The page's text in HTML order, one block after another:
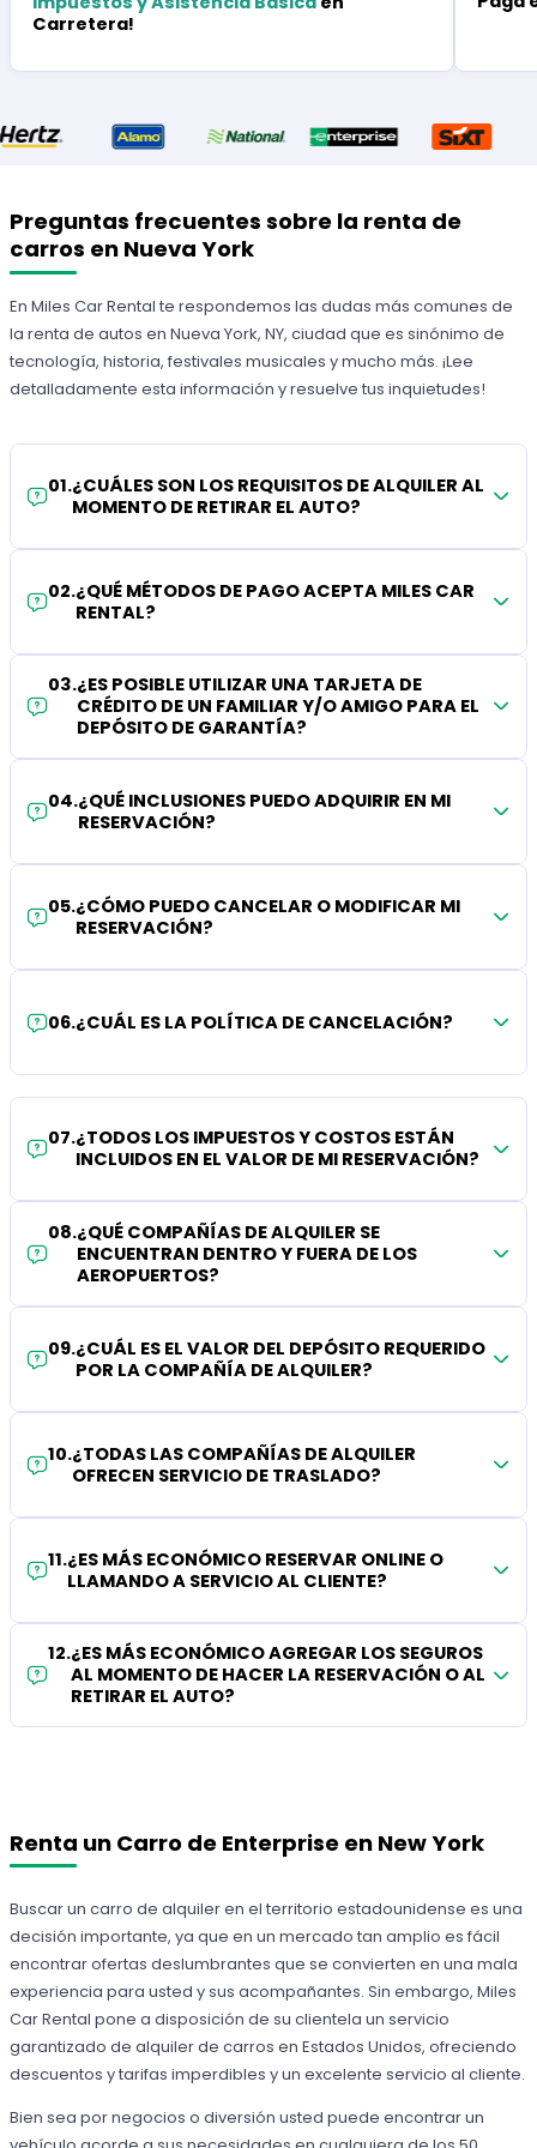
Carretera!
Preguntas frecuentes sobre la renta de
carros en Nueva York
En Miles Car Rental te respondemos las dudas más comunes de
la renta de autos en Nueva York, NY, ciudad que es sinónimo de
tecnología, historia, festivales musicales y mucho más. ¡Lee
detalladamente esta información y resuelve tus inquietudes!
01.¿CUÁLES SON LOS REQUISITOS DE ALQUILER AL
MOMENTO DE RETIRAR EL AUTO?
02.¿QUÉ MÉTODOS DE PAGO ACEPTA MILES CAR
RENTAL?
03.¿ES POSIBLE UTILIZAR UNA TARJETA DE
CRÉDITO DE UN FAMILIAR Y/O AMIGO PARA EL
DEPÓSITO DE GARANTÍA?
04.¿QUÉ INCLUSIONES PUEDO ADQUIRIR EN MI
RESERVACIÓN?
05.¿CÓMO PUEDO CANCELAR O MODIFICAR MI
RESERVACIÓN?
06.¿CUÁL ES LA POLÍTICA DE CANCELACIÓN?
07.¿TODOS LOS IMPUESTOS Y COSTOS ESTÁN
INCLUIDOS EN EL VALOR DE MI RESERVACIÓN?
08.¿QUÉ COMPAÑÍAS DE ALQUILER SE
ENCUENTRAN DENTRO Y FUERA DE LOS
AEROPUERTOS?
09.¿CUÁL ES EL VALOR DEL DEPÓSITO REQUERIDO
POR LA COMPAÑÍA DE ALQUILER?
10.¿TODAS LAS COMPAÑÍAS DE ALQUILER
OFRECEN SERVICIO DE TRASLADO?
11.¿ES MÁS ECONÓMICO RESERVAR ONLINE O
LLAMANDO A SERVICIO AL CLIENTE?
12.¿ES MÁS ECONÓMICO AGREGAR LOS SEGUROS
AL MOMENTO DE HACER LA RESERVACIÓN O AL
RETIRAR EL AUTO?
Renta un Carro de Enterprise en New York
Buscar un carro de alquiler en el territorio estadounidense es una
decisión importante, ya que en un mercado tan amplio es fácil
encontrar ofertas deslumbrantes que se convierten en una mala
experiencia para usted y sus acompañantes. Sin embargo, Miles
Car Rental pone a disposición de su clientela un servicio
garantizado de alquiler de carros en Estados Unidos, ofreciendo
descuentos y tarifas imperdibles y un excelente servicio al cliente.
Bien sea por negocios o diversión usted puede encontrar un